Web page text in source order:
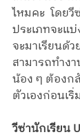
ไหมคะ  โดย
ประเภทจะแ
จะมาเรียนด้
สามารถทำง
น้อง ๆ ต้องก
ตัวเองก่อนเ
วีซ่านักเรียน